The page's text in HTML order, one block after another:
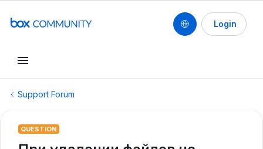
Login
Support Forum
QUESTION